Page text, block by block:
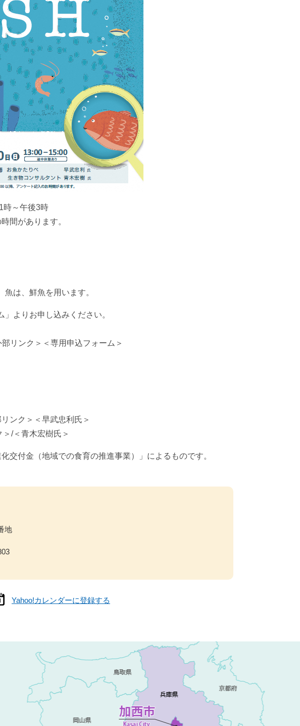
時～午後3時
があります。
は、鮮魚を用います。
よりお申し込みください。
部リンク＞ ＜専用申込フォーム＞
ンク＞ ＜早武忠利氏＞
＞ /＜青木宏樹氏＞
交付金（地域での食育の推進事業）」によるものです。
地
Yahoo!カレンダーに登録する